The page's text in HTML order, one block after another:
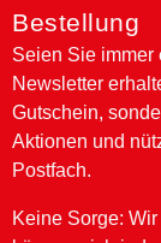
Bestellung
Seien Sie immer
Newsletter
Gutschein,
Aktionen und
Postfach.
Keine Sorge: